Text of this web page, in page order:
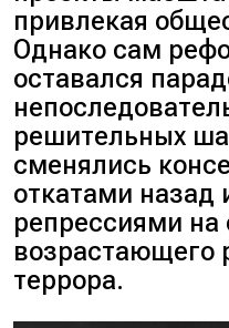
привлекая
Однако сам
оставался
решительных
сменялись
откатами назад
репрессиями на
возрастающего
террора.